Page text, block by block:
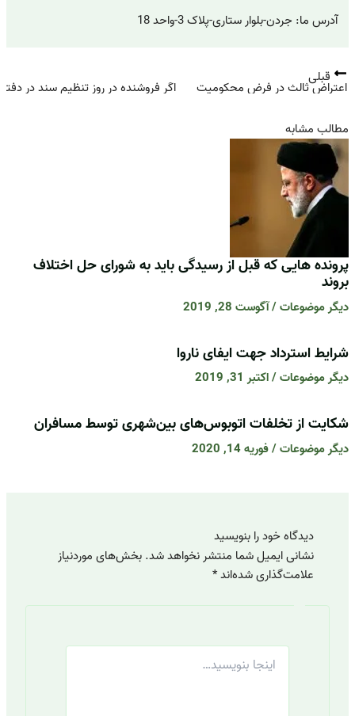
آدرس ما: جردن-بلوار ستاری-پلاک 3-واحد 18
قبلی
اعتراض ثالث در فرض محکومیت اگر فروشنده در روز تنظیم سند در
مطالب مشابه
پرونده هایی که قبل از رسیدگی باید به شورای حل اختلاف
بروند
دیگر موضوعات/آگوست 28, 2019
شرایط استرداد جهت ایفای ناروا
دیگر موضوعات/اکتبر 31, 2019
شکایت از تخلفات اتوبوس‌های بین‌شهری توسط مسافران
دیگر موضوعات/فوریه 14, 2020
دیدگاه‌ خود را بنویسید
نشانی ایمیل شما منتشر نخواهد شد. بخش‌های موردنیاز
علامت‌گذاری شده‌اند*
اینجا
بنویسید…